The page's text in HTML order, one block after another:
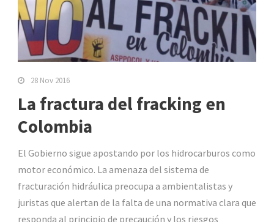
28 Nov 2016
La fractura del fracking en
Colombia
El Gobierno sigue apostando por los hidrocarburos como
motor económico. La amenaza del sistema de
fracturación hidráulica preocupa a ambientalistas y
juristas que alertan de la falta de una normativa clara que
responda al principio de precaución y los riesgos